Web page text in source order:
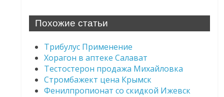
Похожие статьи
Трибулус Применение
Хорагон в аптеке Салават
Тестостерон продажа Михайловка
Стромбажект цена Крымск
Фенилпропионат со скидкой Ижевск